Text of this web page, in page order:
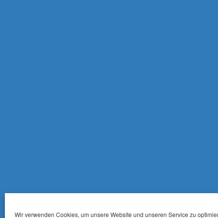
Wir verwenden Cookies, um unsere Website und unseren Service zu